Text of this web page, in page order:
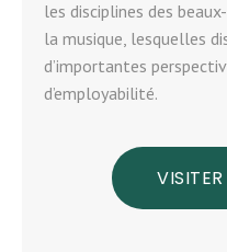
les disciplines des
la musique, lesquelles
d’importantes
d’employabilité.